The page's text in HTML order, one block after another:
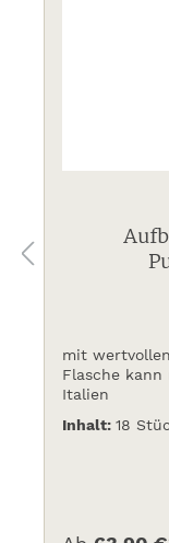
mit
Flasche
Italien
Inhalt: 18